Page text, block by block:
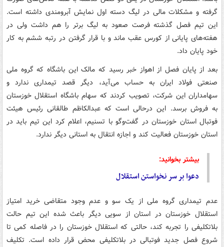
گرفته و مشکلات مالی در لیگ دسته اول نمایش آبرومندی داشته است.
این تیم فصل گذشته فرصت صعود به لیگ برتر را هم داشت ولی در
هفته‌های پایانی از کورس عقب ماند و با قرار گرفتن در رتبه ششم به کار
خود پایان داد.
بعد از پایان فصل از اهواز خبر رسید که مالک این باشگاه که گروه ملی
صنعتی فولاد ایران به حساب می‌آید، دیگر قصد تیمداری ندارد و
سهامداران این شرکت، تصویب کردند که سهام باشگاه استقلال خوزستان
به فروش برسد. این درحالی است که عبدالکاظم طالقانی رئیس هیئت
فوتبال استان خوزستان در گفت‌وگو با تسنیم، اعلام کرد این تیم باید در
استان خوزستان فعالیت کند و اجازه انتقال به استانی دیگر ندارد.
بیشتر بخوانید:
دعوا بر سر نخواستن استقلال
عدم تیمداری گروه ملی از یک سو و عدم وجود متقاضی خرید امتیاز
استقلال خوزستان در استان از سویی دیگر باعث شده این تیم حالت
بلاتکلیفی را تجربه کند، حالتی که استقلال خوزستان را در فاصله کمی تا
شروع فصل جدید فوتبالی در بلاتکلیفی محض قرار داده است. تکلیف